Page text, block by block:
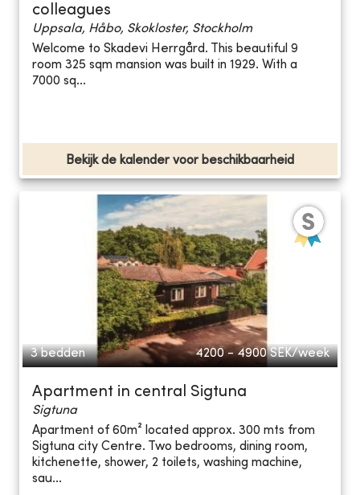
colleagues
Uppsala, Håbo, Skokloster, Stockholm
Welcome to Skadevi Herrgård. This beautiful 9
room 325 sqm mansion was built in 1929. With a
7000 sq...
Bekijk de kalender voor beschikbaarheid
3 bedden 4200 - 4900 SEK/week
Apartment in central Sigtuna
Sigtuna
Apartment of 60m² located approx. 300 mts from
Sigtuna city Centre. Two bedrooms, dining room,
kitchenette, shower, 2 toilets, washing machine,
sau...